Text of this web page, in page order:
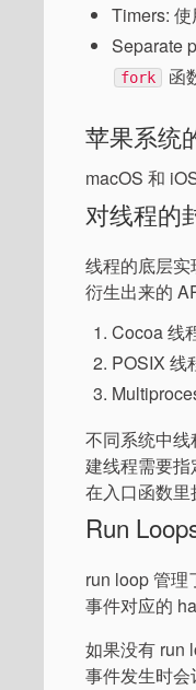
Timers:
Separate
fork 函
苹果系统
macOS 和
对线程的
线程的底层
衍生出来的
Cocoa 线
POSIX 线
不同系统中
建线程需要
在入口函数里
Run
run loop 管理
事件对应的
如果没有 run
事件发生时会